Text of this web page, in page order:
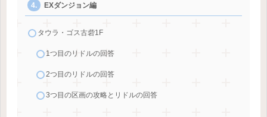
EXダンジョン編
タウラ・ゴス古砦1F
1つ目のリドルの回答
2つ目のリドルの回答
3つ目の区画の攻略とリドルの回答